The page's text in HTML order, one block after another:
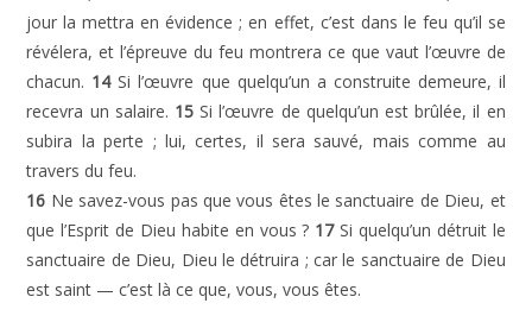
jour la mettra en évidence ; en effet, c’est dans le feu qu’il se
révélera, et l’épreuve du feu montrera ce que vaut l’œuvre de
chacun. 14Si l’œuvre que quelqu’un a construite demeure, il
recevra un salaire. 15 Si l’œuvre de quelqu’un est brûlée, il en
subira la perte ; lui, certes, il sera sauvé, mais comme au
travers du feu.
16 Ne savez-vous pas que vous êtes le sanctuaire de Dieu, et
que l’Esprit de Dieu habite en vous ? 17Si quelqu’un détruit le
sanctuaire de Dieu, Dieu le détruira ; car le sanctuaire de Dieu
est saint — c’est là ce que, vous, vous êtes.